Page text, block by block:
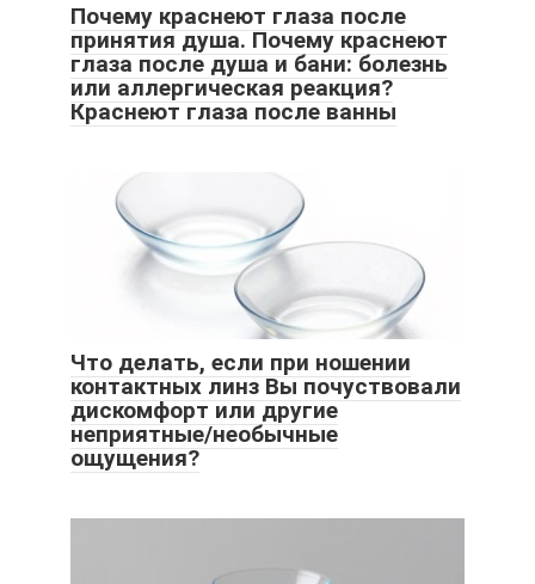
Почему краснеют глаза после
принятия душа. Почему краснеют
глаза после душа и бани: болезнь
или аллергическая реакция?
Краснеют глаза после ванны
Что делать, если при ношении
контактных линз Вы почуствовали
дискомфорт или другие
неприятные/необычные
ощущения?